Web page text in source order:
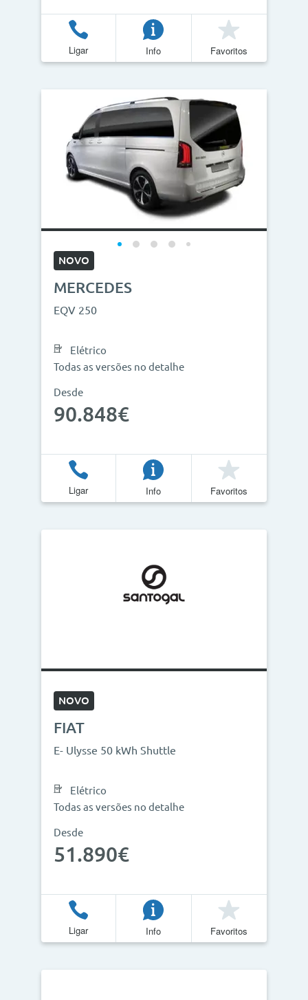
Ligar Info Favoritos
NOVO
MERCEDES
EQV 250
Elétrico
Todas as versões no detalhe
Desde
90.848€
Ligar Info Favoritos
NOVO
FIAT
E- Ulysse 50 kWh Shuttle
Elétrico
Todas as versões no detalhe
Desde
51.890€
Ligar Info Favoritos